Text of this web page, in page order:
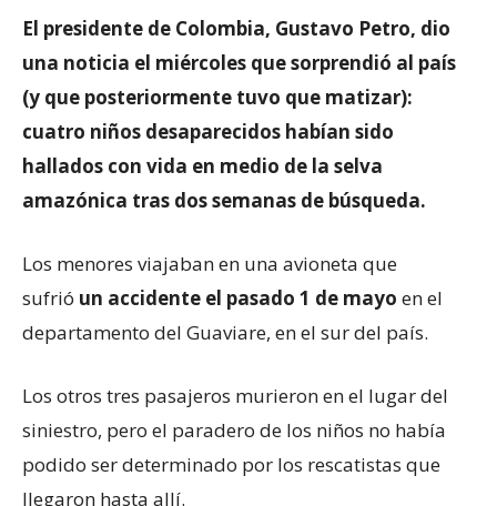
El presidente de Colombia, Gustavo Petro, dio
una noticia el miércoles que sorprendió al país
(y que posteriormente tuvo que matizar):
cuatro niños desaparecidos habían sido
hallados con vida en medio de la selva
amazónica tras dos semanas de búsqueda.
Los menores viajaban en una avioneta que
sufrió un accidente el pasado 1 de mayo en el
departamento del Guaviare, en el sur del país.
Los otros tres pasajeros murieron en el lugar del
siniestro, pero el paradero de los niños no había
podido ser determinado por los rescatistas que
llegaron hasta allí.